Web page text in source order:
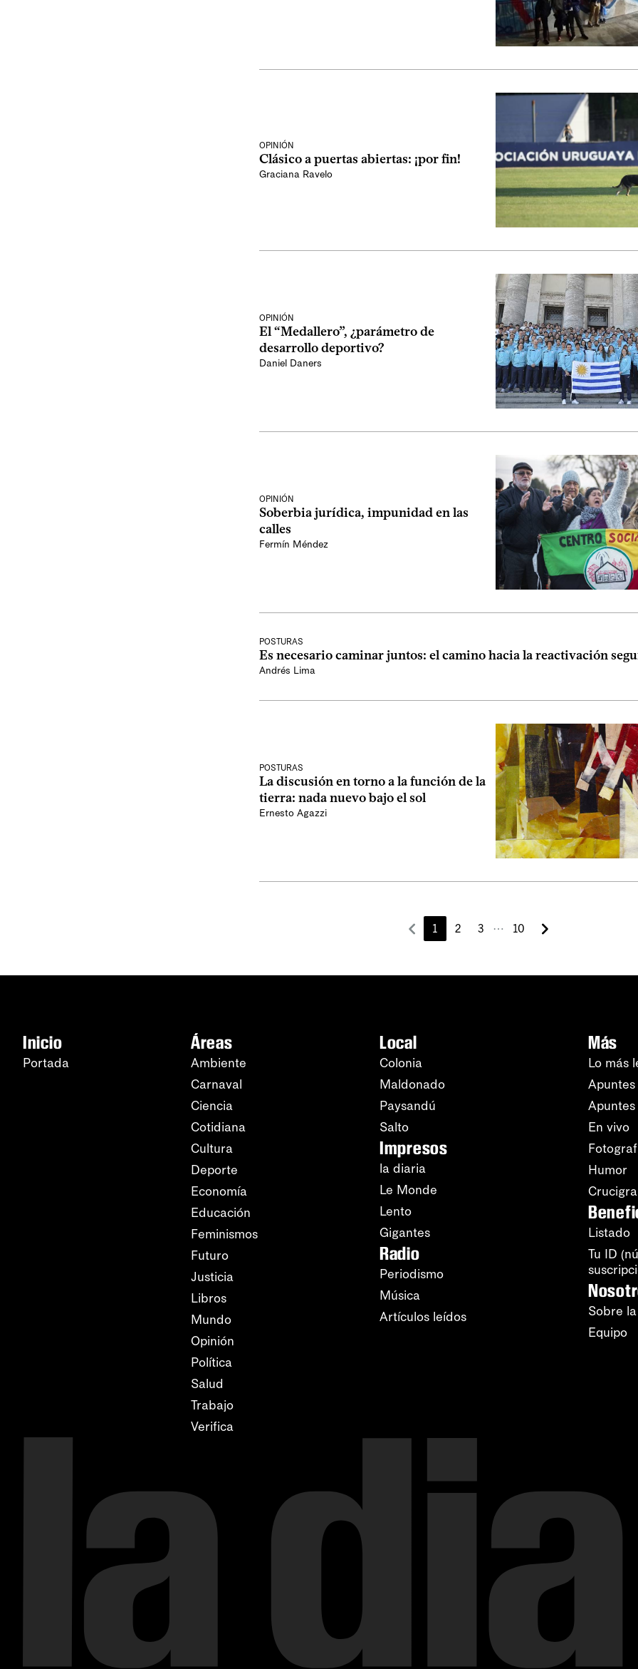
OPINIÓN
Clásico a puertas abiertas: ¡por fin!
Graciana Ravelo
OPINIÓN
El “Medallero”, ¿parámetro de
desarrollo deportivo?
Daniel Daners
OPINIÓN
Soberbia jurídica, impunidad en las
calles
Fermín Méndez
POSTURAS
Es necesario caminar juntos: el camino hacia la reactivación
Andrés Lima
POSTURAS
La discusión en torno a la función de la
tierra: nada nuevo bajo el sol
Ernesto Agazzi
1 2 3 ⋯ 10
Inicio
Portada
Áreas
Ambiente
Carnaval
Ciencia
Cotidiana
Cultura
Deporte
Economía
Educación
Feminismos
Futuro
Justicia
Libros
Mundo
Opinión
Política
Salud
Trabajo
Verifica
Local
Colonia
Maldonado
Paysandú
Salto
Impresos
la diaria
Le Monde
Lento
Gigantes
Radio
Periodismo
Música
Artículos leídos
Más
Lo más
En vivo
Humor
Listado
Tu ID
Sobre
Equipo